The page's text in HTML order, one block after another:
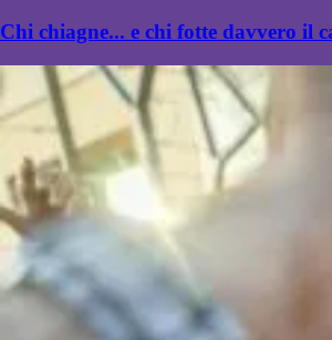
Chi chiagne... e chi fotte davvero il